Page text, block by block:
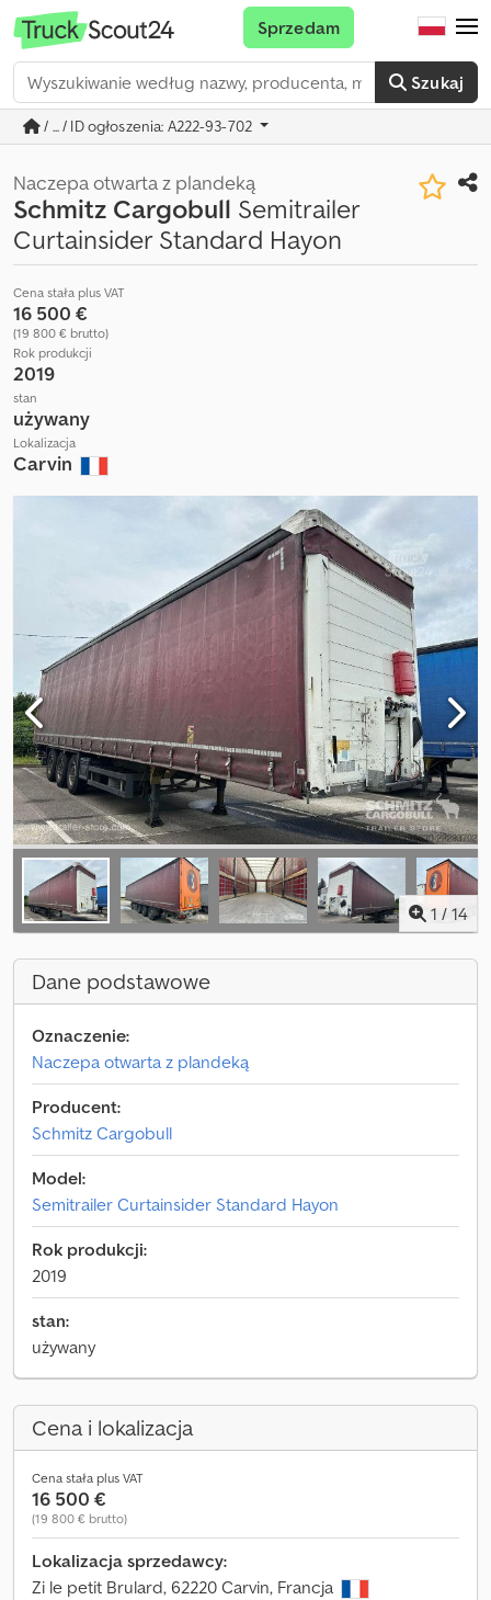
Szukaj
Sprzedam
/ ... / ID ogłoszenia: A222-93-702
Naczepa otwarta z plandeką
Schmitz Cargobull Semitrailer
Curtainsider Standard Hayon
Cena stała plus VAT
16 500 €
(19 800 € brutto)
Rok produkcji
2019
stan
używany
Lokalizacja
Carvin
1 / 14
Dane podstawowe
Oznaczenie:
Naczepa otwarta z plandeką
Producent:
Schmitz Cargobull
Model:
Semitrailer Curtainsider Standard Hayon
Rok produkcji:
2019
stan:
używany
Cena i lokalizacja
Cena stała plus VAT
16 500 €
(19 800 € brutto)
Lokalizacja sprzedawcy:
Zi le petit Brulard, 62220 Carvin, Francja